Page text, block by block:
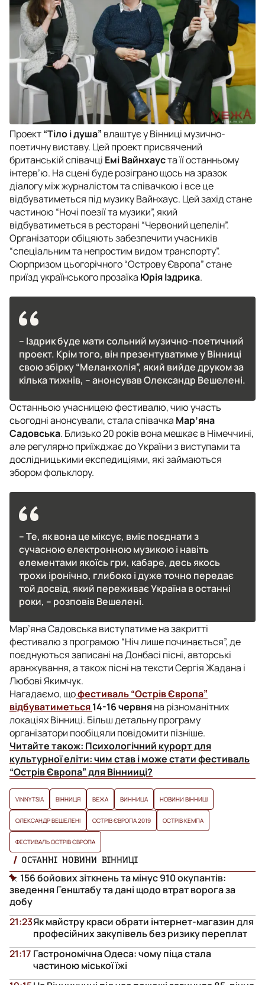
Проект“Тіло і душа” влаштує у Вінниці музично-
поетичну виставу. Цей проект присвячений
британській співачці Емі Вайнхауста її останньому
інтерв’ю. На сцені буде розіграно щось на зразок
діалогу між журналістом та співачкою і все це
відбуватиметься під музику Вайнхаус. Цей захід стане
частиною “Ночі поезії та музики”, який
відбуватиметься в ресторані “Червоний цепелін”.
Організатори обіцяють забезпечити учасників
“спеціальним та непростим видом транспорту”.
Сюрпризом цьогорічного “Острову Європа” стане
приїзд українського прозаїка Юрія Іздрика.
– Іздрик буде мати сольний музично-поетичний
проект. Крім того, він презентуватиме у Вінниці
свою збірку “Меланхолія”, який вийде друком за
кілька тижнів, – анонсував Олександр Вешелені.
Останньою учасницею фестивалю, чию участь
сьогодні анонсували, стала співачка Мар’яна
Садовська. Близько 20 років вона мешкає в Німеччині,
але регулярно приїжджає до України з виступами та
дослідницькими експедиціями, які займаються
збором фольклору.
– Те, як вона це міксує, вміє поєднати з
сучасною електронною музикою і навіть
елементами якоїсь гри, кабаре, десь якось
трохи іронічно, глибоко і дуже точно передає
той досвід, який переживає Україна в останні
роки, – розповів Вешелені.
Мар’яна Садовська виступатиме на закритті
фестивалю з програмою “Ніч лише починається”, де
поєднуються записані на Донбасі пісні, авторські
аранжування, а також пісні на тексти Сергія Жадана і
Любові Якимчук.
Нагадаємо, щофестиваль “Острів Європа”
відбуватиметься14-16 червняна різноманітних
локаціях Вінниці. Більш детальну програму
організатори пообіцяли повідомити пізніше.
Читайте також: Психологічний курорт для
культурної еліти: чим став і може стати фестиваль
“Острів Європа” для Віннииці?
VINNYTSIA ВІННИЦЯ ВЕЖА ВИННИЦА НОВИНИ ВІННИЦІ
ОЛЕКСАНДР ВЕШЕЛЕНІ ОСТРІВ ЄВРОПА 2019 ОСТРІВ КЕМПА
ФЕСТИВАЛЬ ОСТРІВ ЄВРОПА
ОСТАННІ НОВИНИ ВІННИЦІ
156 бойових зіткнень та мінус 910 окупантів:
зведення Генштабу та дані щодо втрат ворога за
добу
Як майстру краси обрати інтернет-магазин для
професійних закупівель без ризику переплат
21:23
Гастрономічна Одеса: чому піца стала
частиною міської їжі
21:17